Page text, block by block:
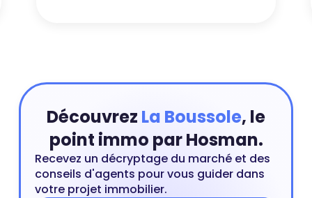
les frais de notaire.
Découvrez La Boussole, le
point immo par Hosman.
Recevez un décryptage du marché et des
conseils d'agents pour vous guider dans
votre projet immobilier.